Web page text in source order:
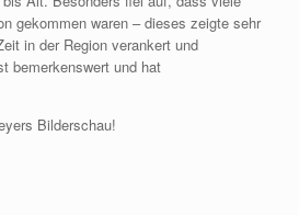
gekommen waren – dieses zeigte sehr
in der Region verankert und
bemerkenswert und hat
Bilderschau!